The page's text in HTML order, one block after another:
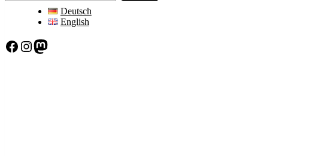
Deutsch
English
Facebook Instagram Mastodon